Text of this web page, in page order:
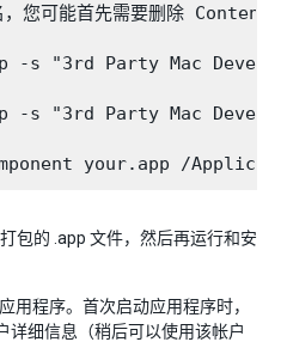
，您可能首先需要删除
-s "3rd Party Mac
-s "3rd Party Mac
包的 .app 文件，然后再运行和安
用程序。首次启动应用程序时，
详细信息（稍后可以使用该帐户